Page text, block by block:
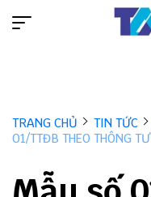
TRANG CHỦ TIN TỨC
01/TTĐB THEO THÔNG